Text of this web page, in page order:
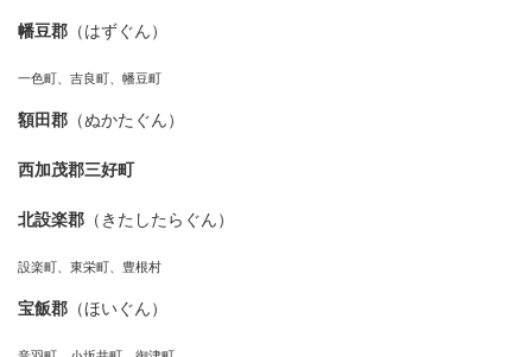
幡豆郡 （はずぐん）
一色町、吉良町、幡豆町
額田郡 （ぬかたぐん）
西加茂郡三好町
北設楽郡 （きたしたらぐん）
設楽町、東栄町、豊根村
宝飯郡 （ほいぐん）